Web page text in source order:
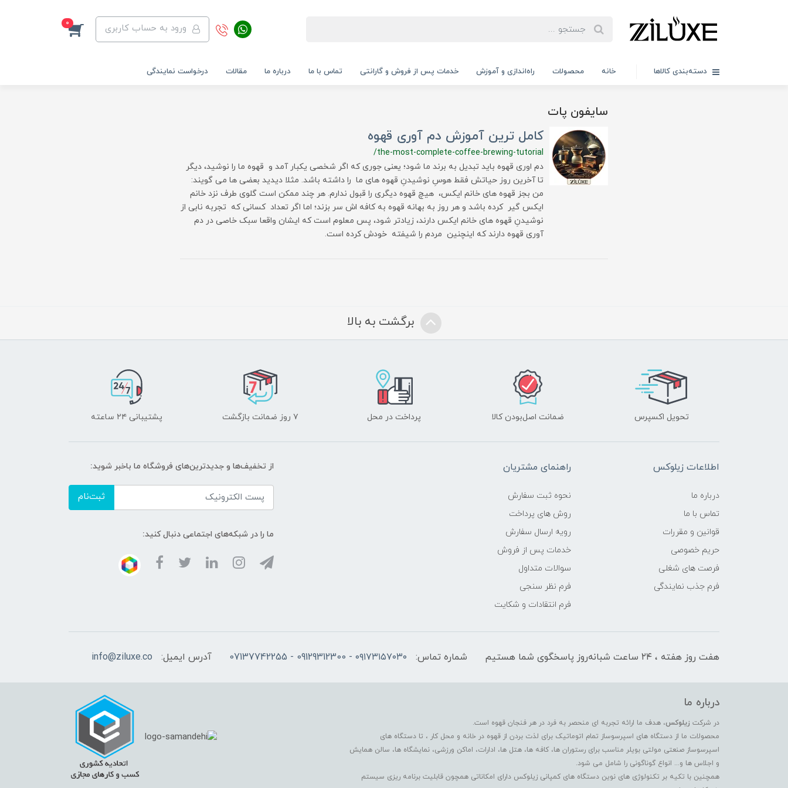
ورود به حساب کاربری 0
دسته‌بندی کالاها خانه محصولات راه‌اندازی و آموزش خدمات پس از فروش و گارانتی تماس با ما درباره ما مقالات درخواست نمایندگی
سایفون پات
کامل ترین آموزش دم آوری قهوه
/the-most-complete-coffee-brewing-tutorial
دم اوری قهوه باید تبدیل به برند ما شود؛ یعنی جوری که اگر شخصی یکبار آمد و قهوه ما را نوشید، دیگر
تا آخرین روز حیاتش فقط هوسِ نوشیدنِ قهوه های ما را داشته باشد. مثلا دیدید بعضی ها می گویند:
من بجز قهوه های خانم ایکس، هیچ قهوه دیگری را قبول ندارم. هر چند ممکن است گلوی طرف نزد خانم
ایکس گیر کرده باشد و هر روز به بهانه قهوه به کافه اش سر بزند؛ اما اگر تعداد کسانی که تجربه نابی از
نوشیدنِ قهوه های خانم ایکس دارند، زیادتر شود، پس معلوم است که ایشان واقعا سبک خاصی در دم
آوری قهوه دارند که اینچنین مردم را شیفته خودش کرده است.
برگشت به بالا
تحویل اکسپرس ضمانت اصل‌بودن کالا پرداخت در محل ۷ روز ضمانت بازگشت پشتیبانی ۲۴ ساعته
اطلاعات زیلوکس
درباره ما
تماس با ما
قوانین و مقررات
حریم خصوصی
فرصت های شغلی
فرم جذب نمایندگی
راهنمای مشتریان
نحوه ثبت سفارش
روش های پرداخت
رویه ارسال سفارش
خدمات پس از فروش
سوالات متداول
فرم نظر سنجی
فرم انتقادات و شکایت
از تخفیف‌ها و جدیدترین‌های فروشگاه ما باخبر شوید:
ثبت‌نام
ما را در شبکه‌های اجتماعی دنبال کنید:
هفت روز هفته ، ۲۴ ساعت شبانه‌روز پاسخگوی شما هستیم شماره تماس: ۰۹۱۷۳۱۵۷۰۳۰ - 09129312300 - 07137742255 آدرس ایمیل: info@ziluxe.co
درباره ما
در شرکت زیلوکس، هدف ما ارائه تجربه ای منحصر به فرد در هر فنجان قهوه است.
محصولات ما از دستگاه های اسپرسوساز تمام اتوماتیک برای لذت بردن از قهوه در خانه و محل کار ، تا دستگاه های
اسپرسوساز صنعتی مولتی بویلر مناسب برای رستوران ها، کافه ها، هتل ها، ادارات، اماکن ورزشی، نمایشگاه ها، سالن همایش
و اجلاس ها و... انواع گوناگونی را شامل می شود.
همچنین با تکیه بر تکنولوژی های نوین دستگاه های کمپانی زیلوکس دارای امکاناتی همچون قابلیت برنامه ریزی سیستم